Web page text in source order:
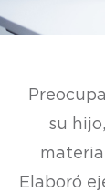
su
Elaboró